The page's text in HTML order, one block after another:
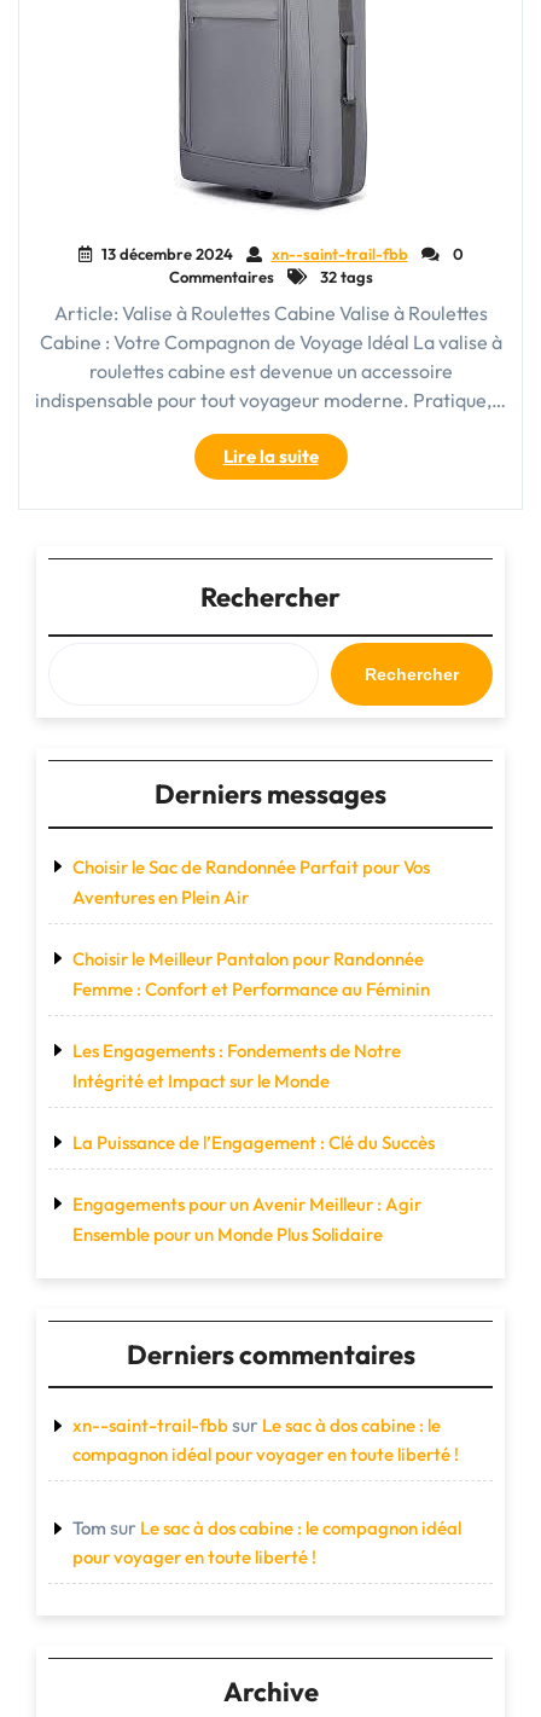
cm"
13 décembre 2024 xn--saint-trail-fbb
0
Commentaires
32 tags
Article: Valise à Roulettes Cabine Valise à Roulettes
Cabine : Votre Compagnon de Voyage Idéal La valise à
roulettes cabine est devenue un accessoire
indispensable pour tout voyageur moderne. Pratique,…
Lire la suite"La
Pratique
Valise
Roulettes
Cabine
:
Votre
Compagnon
de
Rechercher
Rechercher
Derniers messages
Choisir le Sac de Randonnée Parfait pour Vos
Aventures en Plein Air
Choisir le Meilleur Pantalon pour Randonnée
Femme : Confort et Performance au Féminin
Les Engagements : Fondements de Notre
Intégrité et Impact sur le Monde
La Puissance de l’Engagement : Clé du Succès
Engagements pour un Avenir Meilleur : Agir
Ensemble pour un Monde Plus Solidaire
Derniers commentaires
xn--saint-trail-fbbsur Le sac à dos cabine : le
compagnon idéal pour voyager en toute liberté !
Tom sur Le sac à dos cabine : le compagnon idéal
pour voyager en toute liberté !
Archive